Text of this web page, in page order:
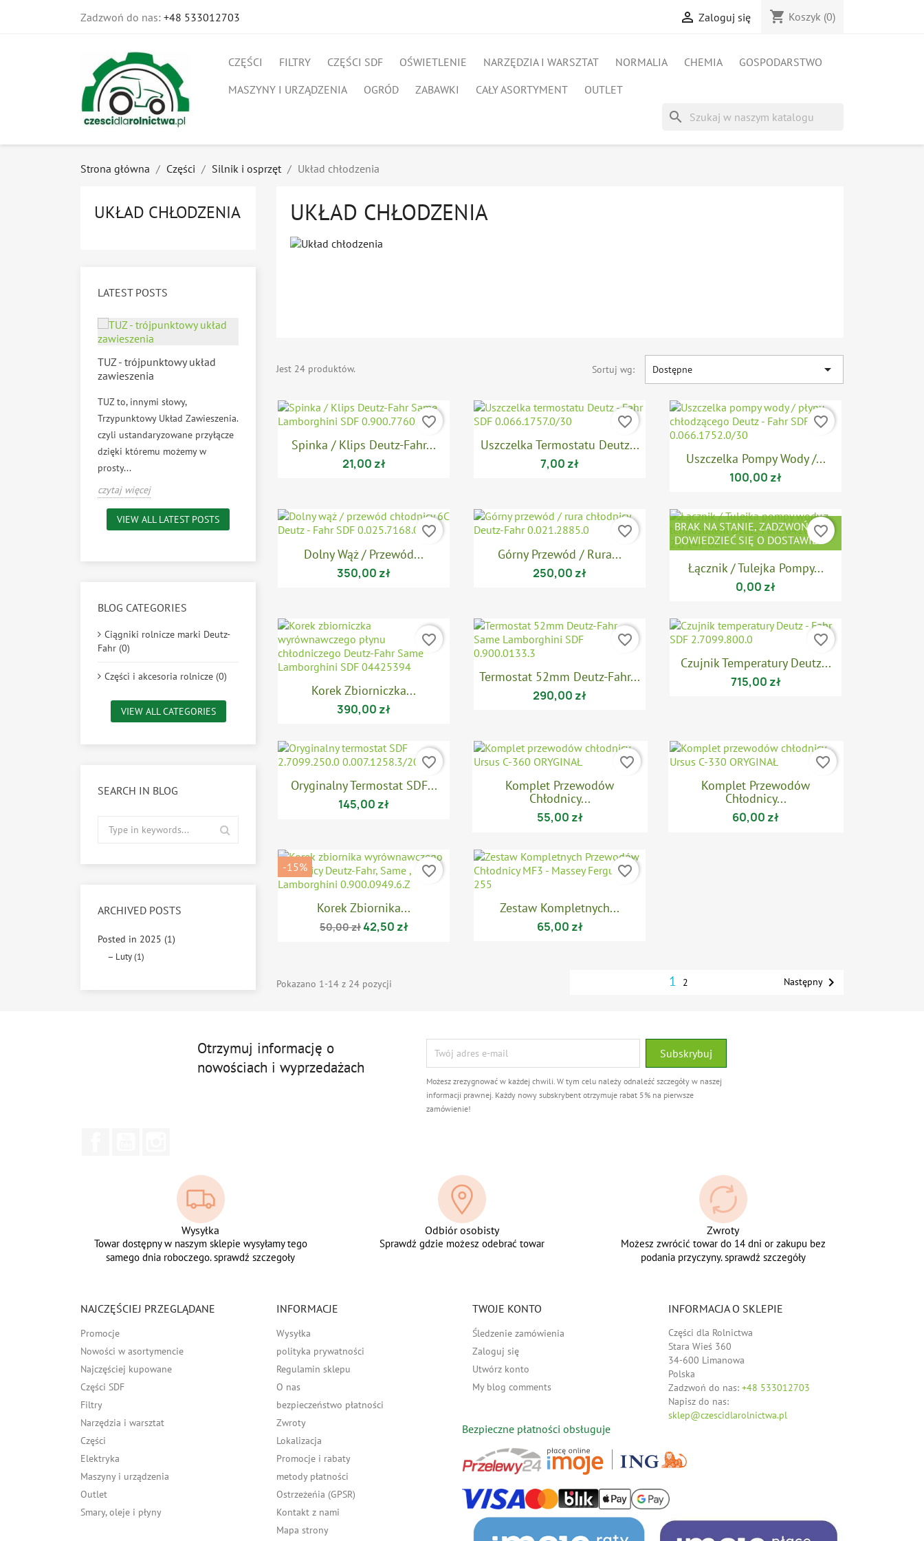
Zadzwoń do nas: +48 533012703  Zaloguj się shopping_cart Koszyk (0)
CZĘŚCI FILTRY CZĘŚCI SDF OŚWIETLENIE NARZĘDZIA I WARSZTAT NORMALIA CHEMIA
GOSPODARSTWO
MASZYNY I URZĄDZENIA
OGRÓD ZABAWKI CAŁY ASORTYMENT OUTLET
search
Strona główna Części Silnik i osprzęt Układ chłodzenia
UKŁAD CHŁODZENIA
LATEST POSTS
TUZ - trójpunktowy układ
zawieszenia
TUZ to, innymi słowy,
Trzypunktowy Układ Zawieszenia.
czyli ustandaryzowane przyłącze
dzięki któremu możemy w
prosty...
czytaj więcej
VIEW ALL LATEST POSTS
BLOG CATEGORIES
Ciągniki rolnicze marki Deutz-
Fahr (0)
Części i akcesoria rolnicze (0)
VIEW ALL CATEGORIES
SEARCH IN BLOG
ARCHIVED POSTS
Posted in 2025 (1)
Luty (1)
UKŁAD CHŁODZENIA
Jest 24 produktów. Sortuj wg: Dostępne 
Szybki podgląd
Spinka / Klips Deutz-Fahr...
21,00 zł
favorite_border
Szybki podgląd
Uszczelka Termostatu Deutz...
7,00 zł
favorite_border
Szybki podgląd
Uszczelka Pompy Wody /...
100,00 zł
favorite_border
Szybki podgląd
Dolny Wąż / Przewód...
350,00 zł
favorite_border
 Szybki podgląd
Górny Przewód / Rura...
250,00 zł
favorite_border
Szybki podgląd
Łącznik / Tulejka Pompy...
0,00 zł
BRAK NA STANIE, ZADZWOŃ ABY
DOWIEDZIEĆ SIĘ O DOSTAWIE
favorite_border
Szybki podgląd
Korek Zbiorniczka...
390,00 zł
favorite_border
Szybki podgląd
Termostat 52mm Deutz-Fahr...
290,00 zł
favorite_border
Szybki podgląd
Czujnik Temperatury Deutz...
715,00 zł
favorite_border
Szybki podgląd
Oryginalny Termostat SDF...
145,00 zł
favorite_border
Szybki podgląd
Komplet Przewodów
Chłodnicy...
55,00 zł
favorite_border
Szybki podgląd
Komplet Przewodów
Chłodnicy...
60,00 zł
favorite_border
Szybki podgląd
Korek Zbiornika...
50,00 zł42,50 zł
-15% favorite_border
Szybki podgląd
Zestaw Kompletnych...
65,00 zł
favorite_border
Pokazano 1-14 z 24 pozycji 1 2 Następny
Otrzymuj informację o
nowościach i wyprzedażach
Możesz zrezygnować w każdej chwili. W tym celu należy odnaleźć szczegóły w naszej
informacji prawnej. Każdy nowy subskrybent otrzymuje rabat 5% na pierwsze
zamówienie!
Wysyłka
Towar dostępny w naszym sklepie wysyłamy tego
samego dnia roboczego. sprawdź szczegoły
Odbiór osobisty
Sprawdź gdzie możesz odebrać towar
Zwroty
Możesz zwrócić towar do 14 dni or zakupu bez
podania przyczyny. sprawdź szczegóły
NAJCZĘŚCIEJ PRZEGLĄDANE
Promocje
Nowości w asortymencie
Najczęściej kupowane
Części SDF
Filtry
Narzędzia i warsztat
Części
Elektryka
Maszyny i urządzenia
Outlet
Smary, oleje i płyny
INFORMACJE
Wysyłka
polityka prywatności
Regulamin sklepu
O nas
bezpieczeństwo płatności
Zwroty
Lokalizacja
Promocje i rabaty
metody płatności
Ostrzeżeńia (GPSR)
Kontakt z nami
Mapa strony
TWOJE KONTO
Śledzenie zamówienia
Zaloguj się
Utwórz konto
My blog comments
INFORMACJA O SKLEPIE
Części dla Rolnictwa
Stara Wieś 360
34-600 Limanowa
Polska
Zadzwoń do nas: +48 533012703
Napisz do nas:
sklep@czescidlarolnictwa.pl
Bezpieczne płatności obsługuje